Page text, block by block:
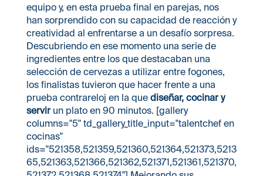
equipo y, en esta prueba final en parejas, nos
han sorprendido con su capacidad de reacción y
creatividad al enfrentarse a un desafío sorpresa.
Descubriendo en ese momento una serie de
ingredientes entre los que destacaban una
selección de cervezas a utilizar entre fogones,
los finalistas tuvieron que hacer frente a una
prueba contrareloj en la que diseñar, cocinar y
servirun plato en 90 minutos. [gallery
columns="5" td_gallery_title_input="talentchef en
cocinas"
ids="521358,521359,521360,521364,521373,5213
65,521363,521366,521362,521371,521361,521370,